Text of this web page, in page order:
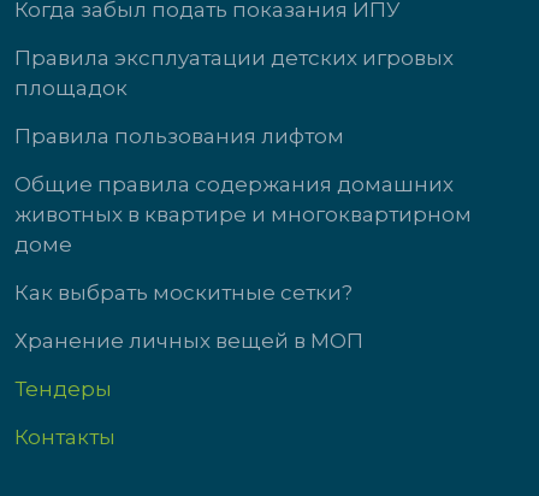
Когда забыл подать показания ИПУ
Правила эксплуатации детских игровых
площадок
Правила пользования лифтом
Общие правила содержания домашних
животных в квартире и многоквартирном
доме
Как выбрать москитные сетки?
Хранение личных вещей в МОП
Тендеры
Контакты